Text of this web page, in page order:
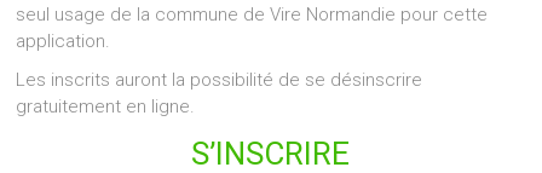
seul usage de la commune de Vire Normandie pour cette
application.
Les inscrits auront la possibilité de se désinscrire
gratuitement en ligne.
S’INSCRIRE